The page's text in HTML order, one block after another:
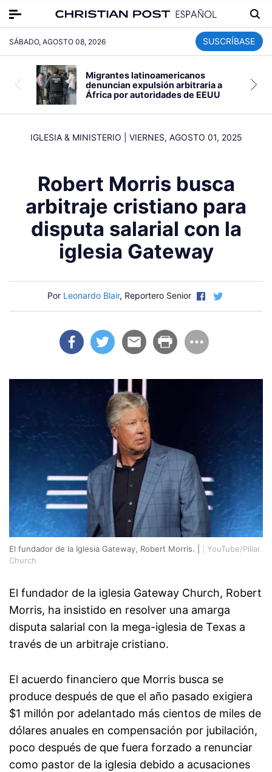
SÁBADO, AGOSTO 08, 2026 SUSCRÍBASE
Migrantes latinoamericanos
denuncian expulsión arbitraria a
África por autoridades de EEUU
IGLESIA & MINISTERIO VIERNES, AGOSTO 01, 2025
Robert Morris busca
arbitraje cristiano para
disputa salarial con la
iglesia Gateway
Por Leonardo Blair, Reportero Senior
El fundador de la Iglesia Gateway, Robert Morris. |
YouTube/Pillar
Church
El fundador de la iglesia Gateway Church, Robert
Morris, ha insistido en resolver una amarga
disputa salarial con la mega-iglesia de Texas a
través de un arbitraje cristiano.
El acuerdo financiero que Morris busca se
produce después de que el año pasado exigiera
$1 millón por adelantado más cientos de miles de
dólares anuales en compensación por jubilación,
poco después de que fuera forzado a renunciar
como pastor de la iglesia debido a acusaciones